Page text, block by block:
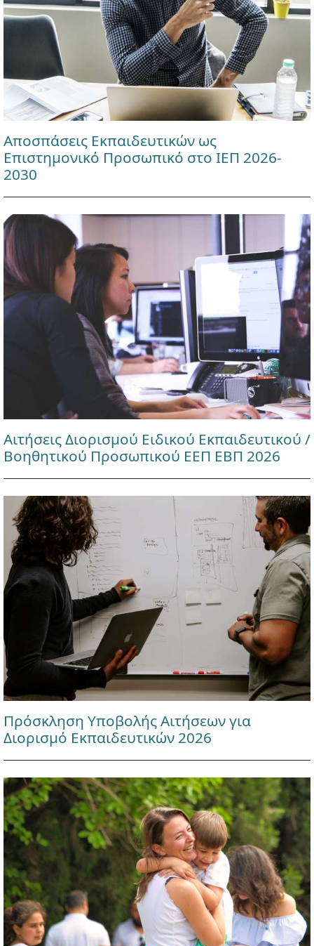
Αποσπάσεις Εκπαιδευτικών ως
Επιστημονικό Προσωπικό στο ΙΕΠ 2026-
2030
Αιτήσεις Διορισμού Ειδικού Εκπαιδευτικού /
Βοηθητικού Προσωπικού ΕΕΠ ΕΒΠ 2026
Πρόσκληση Υποβολής Αιτήσεων για
Διορισμό Εκπαιδευτικών 2026